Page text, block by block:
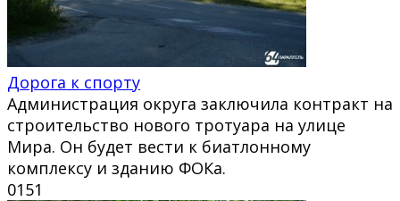
Дорога к спорту
Администрация округа заключила контракт на
строительство нового тротуара на улице
Мира. Он будет вести к биатлонному
комплексу и зданию ФОКа.
0151